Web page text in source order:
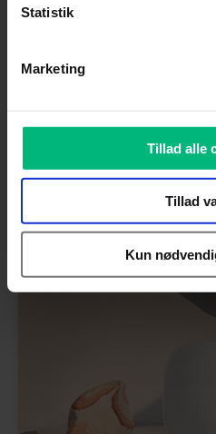
Statistik
Marketing
Tillad alle
Tillad
Kun
Tag kontrol over
Skærmen fylder mere og
Læs